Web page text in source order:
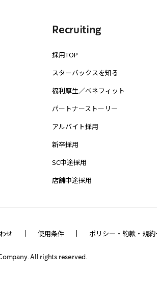
Recruiting
採用TOP
スターバックスを知る
福利厚生／ベネフィット
パートナーストーリー
アルバイト採用
新卒採用
SC中途採用
店舗中途採用
せ 使用条件 ポリシー・約款・規約
All rights reserved.